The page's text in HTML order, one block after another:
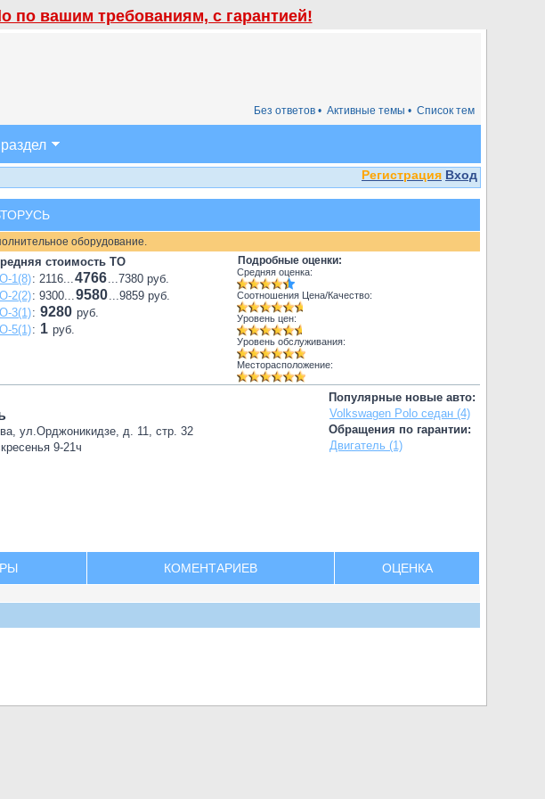
по вашим требованиям, с гарантией!
Список тем
Активные темы •
Без ответов •
Регистрация Вход
оборудование.
стоимость ТО
1(8): 2116...4766...7380 руб.
2(2): 9300...9580...9859 руб.
3(1): 9280 руб.
5(1): 1 руб.
Подробные оценки:
Средняя оценка:
Соотношения Цена/Качество:
Уровень цен:
Уровень обслуживания:
Месторасположение:
Популярные новые авто:
Volkswagen Polo седан (4)
Обращения по гарантии:
Двигатель (1)
ул.Орджоникидзе, д. 11, стр. 32
9-21ч
КОМЕНТАРИЕВ ОЦЕНКА